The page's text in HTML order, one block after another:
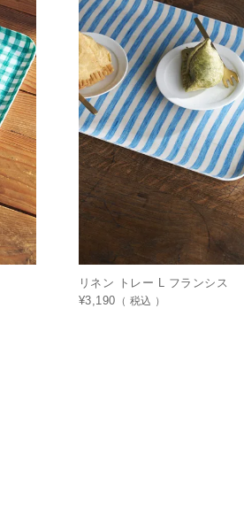
リネン トレー L フランシス
¥3,190 税込